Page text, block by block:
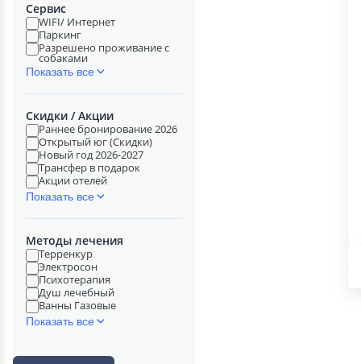
Сервис
WIFI/ Интернет
Паркинг
Разрешено проживание с
собаками
Показать все
Скидки / Акции
Раннее бронирование 2026
Открытый юг (Скидки)
Новый год 2026-2027
Трансфер в подарок
Акции отелей
Показать все
Методы лечения
Терренкур
Электросон
Психотерапия
Душ лечебный
Ванны Газовые
Показать все